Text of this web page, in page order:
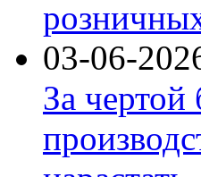
03-06-
За чертой